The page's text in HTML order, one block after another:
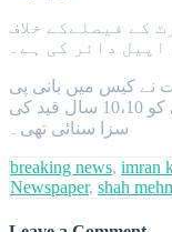
کے فیصلےکے خلاف
دائر کی ہے۔
کیس میں بانی پی
ٹی آئی عمران خان اور شاہ محمود قریشی کو 10،10 سال قید کی
سزا سنائی تھی۔
breaking news, imran
Newspaper, shah